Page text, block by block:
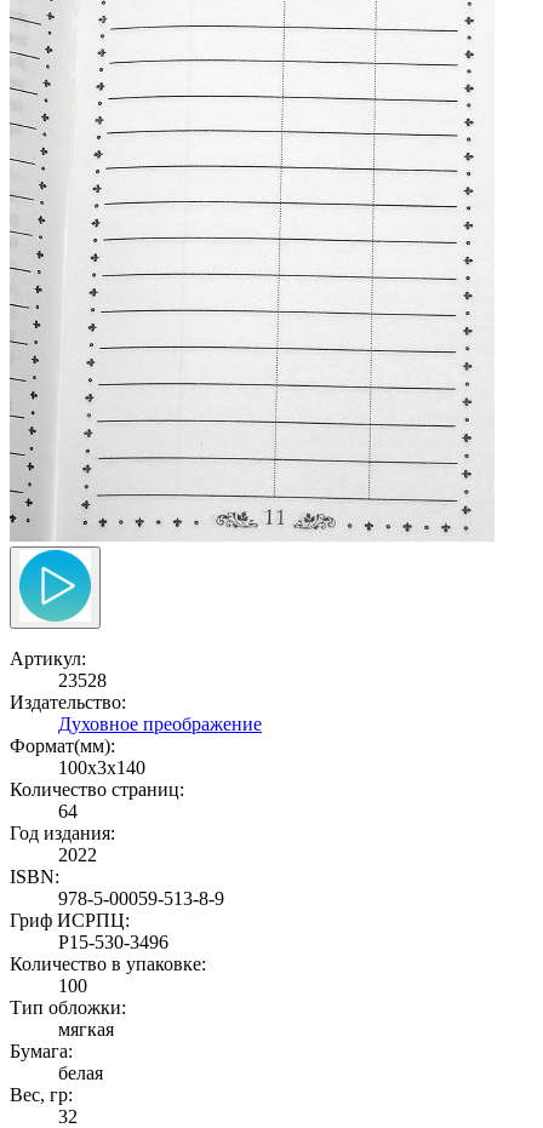
Артикул:
23528
Издательство:
Духовное преображение
Формат(мм):
100x3x140
Количество страниц:
64
Год издания:
2022
ISBN:
978-5-00059-513-8-9
Гриф ИСРПЦ:
Р15-530-3496
Количество в упаковке:
100
Тип обложки:
мягкая
Бумага:
белая
Вес, гр:
32